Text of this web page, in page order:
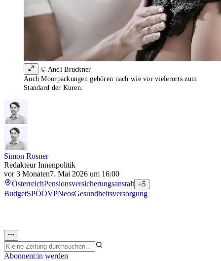
© Andi Bruckner
Auch Moorpackungen gehören nach wie vor vielerorts zum
Standard der Kuren.
Simon Rosner
Redakteur Innenpolitik
vor 3 Monaten7. Mai 2026 um 16:00
ÖsterreichPensionsversicherungsanstalt +5
BudgetSPÖÖVPNeosGesundheitsversorgung
Abonnent:in werden